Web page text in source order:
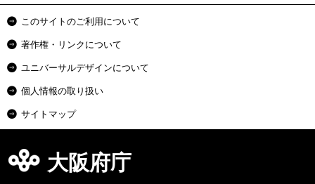
このサイトのご利用について
著作権・リンクについて
ユニバーサルデザインについて
個人情報の取り扱い
サイトマップ
大阪府庁